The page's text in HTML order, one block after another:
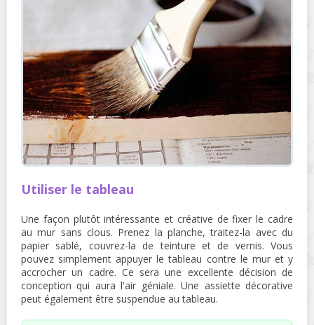
Utiliser le tableau
Une façon plutôt intéressante et créative de fixer le cadre
au mur sans clous. Prenez la planche, traitez-la avec du
papier sablé, couvrez-la de teinture et de vernis. Vous
pouvez simplement appuyer le tableau contre le mur et y
accrocher un cadre. Ce sera une excellente décision de
conception qui aura l'air géniale. Une assiette décorative
peut également être suspendue au tableau.